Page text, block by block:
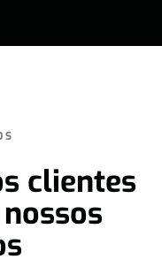
clientes